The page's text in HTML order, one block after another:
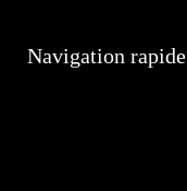
Navigation rapide